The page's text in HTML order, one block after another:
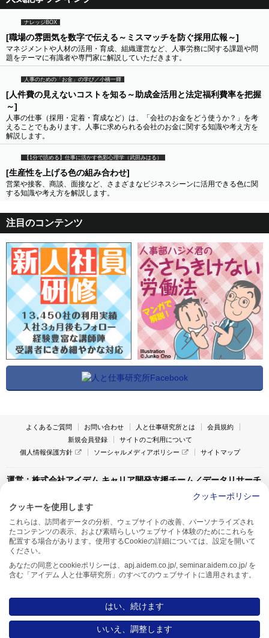
ナレッジBOX
[職場の雰囲気を数字で伝える～ミスマッチを防ぐ採用広報～]
マネジメントや人材の活用・育成、組織運営など、人事労務に関する課題や問
題をテーマに有識者や専門家に解説していただきます。
人事のための「お金」の学び／小橋一輝
[人件費の見えないコストを知る～助成金活用と法定福利費率を把握
～]
人事の仕事（採用・定着・育成など）は、「会社のお金をどう使うか？」を考
えることでもあります。人事に求められる会社のお金に関する知識や考え方を
解説します。
【1分で読める】仕事に活かす色彩心理学（武田みはる）
[生産性を上げる色の組み合わせ]
営業や接客、商談、面接など、さまざまなビジネスシーンに活用できる色に関
する知識や考え方を解説します。
注目のコンテンツ
よくあるご質問 お問い合わせ 人と仕事研究所とは
会員規約
新規会員登録
サイトのご利用について
個人情報保護方針
ソーシャルメディアポリシー サイトマップ
運営：株式会社アイデム キャリア開発支援チーム／データリサーチ
〒160-0022 東京都新宿区新宿1-4-10
アイデム本社ビル TEL:03-5269-6020
〒550-0005 大阪府大阪市西区西本町1-13-43
アイデム西本町ビル7F TEL:06-7662-2800
Copyright AIDEM Inc. All rights reserved.
クッキーポリシー
クッキーを使用します
これらは、訪問者データの分析、ウェブサイトの改善、パーソナライズされ
たコンテンツの表示、および素晴らしいウェブサイト体験のためにこれらを
配置する場合があります。使用するCookieの詳細については、設定を開いて
ください。
あなたの同意とcookieポリシーは、apj.aidem.co.jp/, seminar.aidem.co.jp/ を
含む「アイデム 人と仕事研究所」のすべてのウェブサイトに適用されます。
はい、続けます
いいえ、調整します